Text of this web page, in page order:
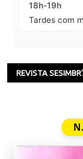
18h-19h
Tardes com
REVISTA